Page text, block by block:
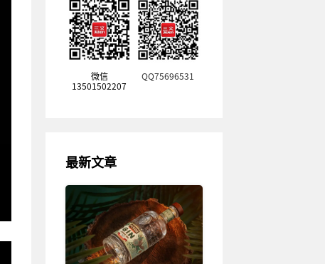
微信
13501502207
QQ75696531
最新文章